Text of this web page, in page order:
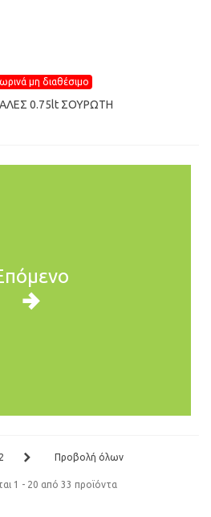
μη διαθέσιμο
0.75lt ΣΟΥΡΩΤΗ
2 Προβολή όλων
1 - 20 από 33 προϊόντα